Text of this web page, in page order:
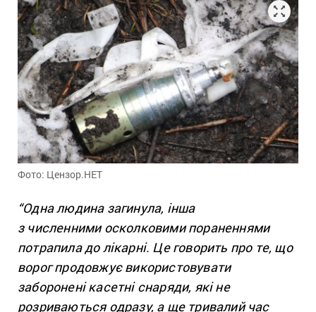
Фото: Цензор.НЕТ
“Одна людина загинула, інша
з численнимиосколковими пораненнями
потрапила до лікарні. Це говорить про те, що
ворог продовжує використовувати
заборонені касетні снаряди, які не
розриваються одразу, а ще тривалий час